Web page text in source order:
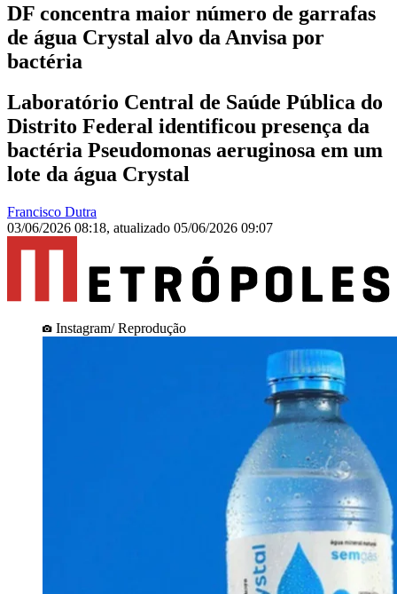
DF concentra maior número de garrafas
de água Crystal alvo da Anvisa por
bactéria
Laboratório Central de Saúde Pública do
Distrito Federal identificou presença da
bactéria Pseudomonas aeruginosa em um
lote da água Crystal
Francisco Dutra
03/06/2026 08:18, atualizado 05/06/2026 09:07
Instagram/ Reprodução